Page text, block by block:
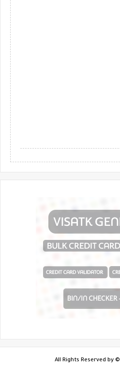
All Rights Reserved by ©